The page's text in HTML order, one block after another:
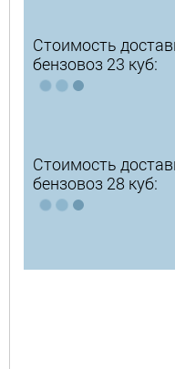
Стоимость
бензовоз 23 куб:
Стоимость
бензовоз 28 куб: